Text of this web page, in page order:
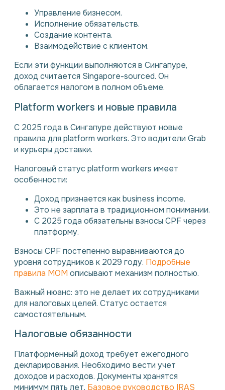
Управление бизнесом.
Исполнение обязательств.
Создание контента.
Взаимодействие с клиентом.
Если эти функции выполняются в Сингапуре,
доход считается Singapore-sourced. Он
облагается налогом в полном объеме.
Platform workers и новые правила
С 2025 года в Сингапуре действуют новые
правила для platform workers. Это водители Grab
и курьеры доставки.
Налоговый статус platform workers имеет
особенности:
Доход признается как business income.
Это не зарплата в традиционном понимании.
С 2025 года обязательны взносы CPF через
платформу.
Взносы CPF постепенно выравниваются до
уровня сотрудников к 2029 году. Подробные
правила MOM описывают механизм полностью.
Важный нюанс: это не делает их сотрудниками
для налоговых целей. Статус остается
самостоятельным.
Налоговые обязанности
Платформенный доход требует ежегодного
декларирования. Необходимо вести учет
доходов и расходов. Документы хранятся
минимум пять лет. Базовое руководство IRAS